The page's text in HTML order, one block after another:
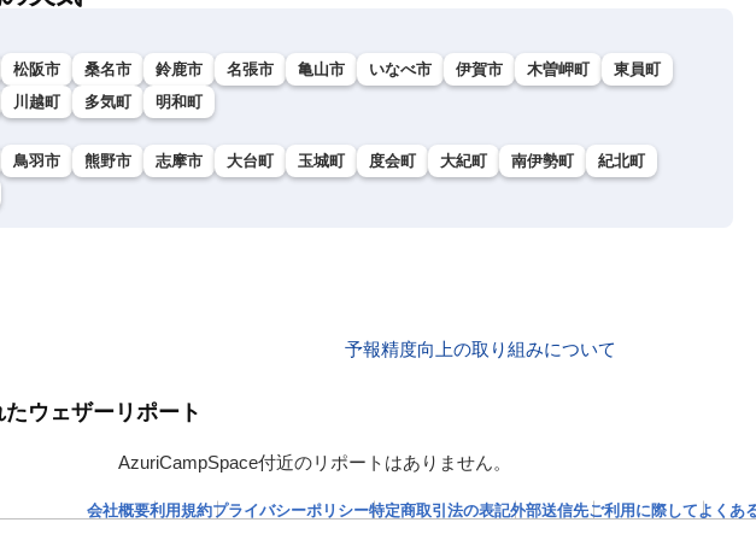
松阪市 桑名市 鈴鹿市 名張市 亀山市 いなべ市 伊賀市 木曽岬町
東員町
川越町 多気町 明和町
鳥羽市 熊野市 志摩市 大台町 玉城町 度会町 大紀町 南伊勢町
紀北町
予報精度向上の取り組みについて
ウェザーリポート
AzuriCampSpace付近のリポートはありません。
会社概要利用規約プライバシーポリシー特定商取引法の表記外部送信先ご利用に際してよくあ